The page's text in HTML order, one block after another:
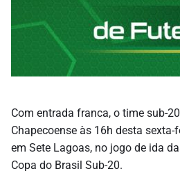
Com entrada franca, o time sub-
Chapecoense às 16h desta sexta-
em Sete Lagoas, no jogo de ida
Copa do Brasil Sub-20.